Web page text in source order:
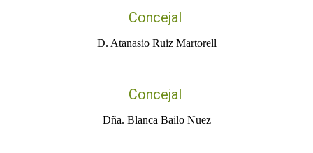
Concejal
D. Atanasio Ruiz Martorell
Concejal
Dña. Blanca Bailo Nuez